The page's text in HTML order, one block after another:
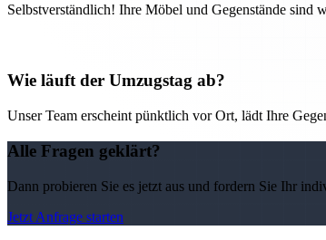
Selbstverständlich! Ihre Möbel und Gegenstände sind
Wie läuft der Umzugstag ab?
Unser Team erscheint pünktlich vor Ort, lädt Ihre
Alle Fragen geklärt?
Dann probieren Sie es jetzt aus und fordern Sie Ihr
Jetzt Anfrage starten